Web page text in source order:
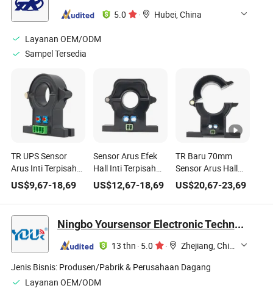
5.0 · Hubei, China
Layanan OEM/ODM
Sampel Tersedia
TR UPS Sensor
Arus Inti Terpisah
Hall Presisi Tinggi
Anti Gangguan
Lebar AC/DC
500A/4V Harga
Pabrik OEM ODM
US$9,67-18,69
Sensor Arus Efek
Hall Inti Terpisah
Mudah Dipasang
TR 20mm
Transformator
Penggerak
Kecepatan Variabel
DC AC 100A/DC 4-
20mA
US$12,67-18,69
TR Baru 70mm
Sensor Arus Hall
Aperture Input AC
1000A Output DC
4~20mA
Arus Inti Terpisah
DC
US$20,67-23,69
Ningbo Yoursensor Electronic Technology Co., Ltd.
13 thn · 5.0 ·
Zhejiang, China
Jenis Bisnis: Produsen/Pabrik & Perusahaan Dagang
Layanan OEM/ODM